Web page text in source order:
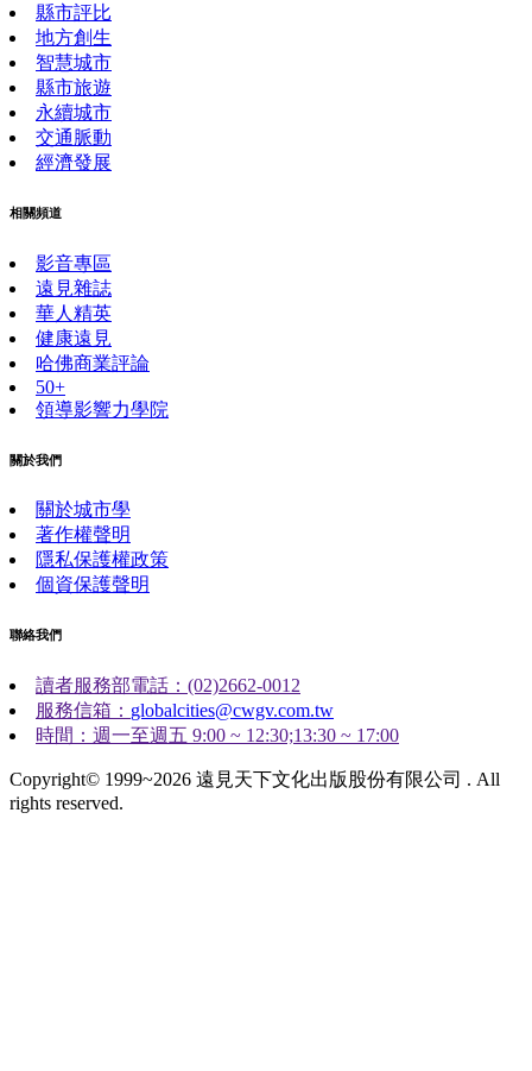
縣市評比
地方創生
智慧城市
縣市旅遊
永續城市
交通脈動
經濟發展
相關頻道
影音專區
遠見雜誌
華人精英
健康遠見
哈佛商業評論
50+
領導影響力學院
關於我們
關於城市學
著作權聲明
隱私保護權政策
個資保護聲明
聯絡我們
讀者服務部電話：(02)2662-0012
服務信箱： globalcities@cwgv.com.tw
時間：週一至週五 9:00 ~ 12:30;13:30 ~ 17:00
Copyright© 1999~2026 遠見天下文化出版股份有限公司 . All
rights reserved.